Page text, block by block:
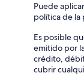
Puede
política de
Es posible
emitido por
crédito,
cubrir